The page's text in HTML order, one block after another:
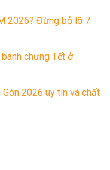
2026? Đừng bỏ lỡ 7
chưng Tết ở
2026 uy tín và chất